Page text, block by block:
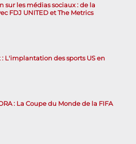
sur les médias sociaux : de la
FDJ UNITED et The Metrics
: L'implantation des sports US en
: La Coupe du Monde de la FIFA